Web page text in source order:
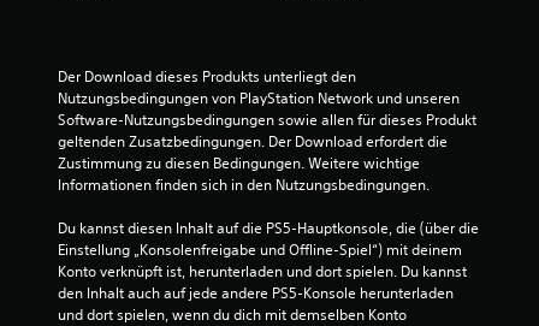
e
r
e
n
Der Download dieses Produkts unterliegt den
Nutzungsbedingungen von PlayStation Network und unseren
Software-Nutzungsbedingungen sowie allen für dieses Produkt
geltenden Zusatzbedingungen. Der Download erfordert die
Zustimmung zu diesen Bedingungen. Weitere wichtige
Informationen finden sich in den Nutzungsbedingungen.
Du kannst diesen Inhalt auf die PS5-Hauptkonsole, die (über die
Einstellung „Konsolenfreigabe und Offline-Spiel“) mit deinem
Konto verknüpft ist, herunterladen und dort spielen. Du kannst
den Inhalt auch auf jede andere PS5-Konsole herunterladen
und dort spielen, wenn du dich mit demselben Konto